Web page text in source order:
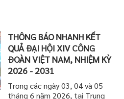
THÔNG BÁO NHANH KẾT
QUẢ ĐẠI HỘI XIV CÔNG
ĐOÀN VIỆT NAM, NHIỆM KỲ
2026 - 2031
Trong các ngày 03, 04 và 05
tháng 6 năm 2026, tại Trung